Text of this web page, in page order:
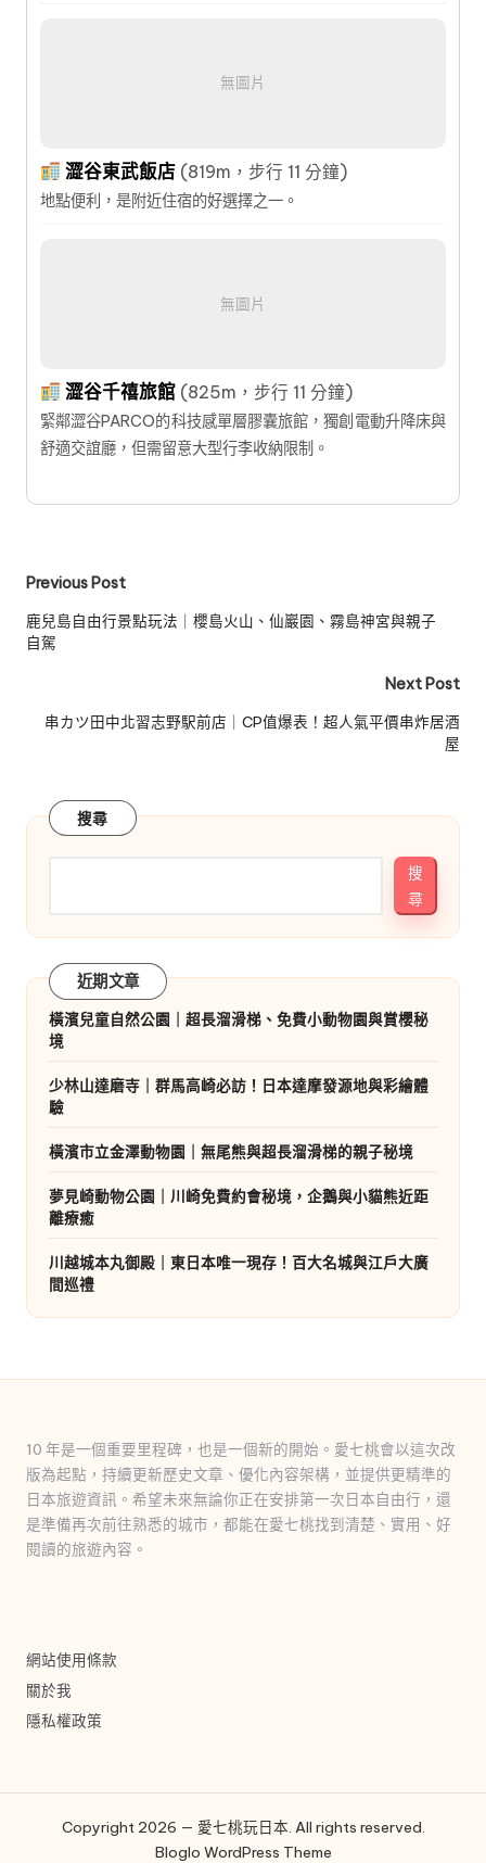
無圖片
澀谷東武飯店 (819m，步行 11 分鐘)
地點便利，是附近住宿的好選擇之一。
無圖片
澀谷千禧旅館 (825m，步行 11 分鐘)
緊鄰澀谷PARCO的科技感單層膠囊旅館，獨創電動升降床與
舒適交誼廳，但需留意大型行李收納限制。
Post
navigation
Previous Post
鹿兒島自由行景點玩法｜櫻島火山、仙巖園、霧島神宮與親子
自駕
Next Post
串カツ田中北習志野駅前店｜CP值爆表！超人氣平價串炸居酒
屋
搜尋
搜
尋
近期文章
橫濱兒童自然公園｜超長溜滑梯、免費小動物園與賞櫻秘
境
少林山達磨寺｜群馬高崎必訪！日本達摩發源地與彩繪體
驗
橫濱市立金澤動物園｜無尾熊與超長溜滑梯的親子秘境
夢見崎動物公園｜川崎免費約會秘境，企鵝與小貓熊近距
離療癒
川越城本丸御殿｜東日本唯一現存！百大名城與江戶大廣
間巡禮
10 年是一個重要里程碑，也是一個新的開始。愛七桃會以這次改
版為起點，持續更新歷史文章、優化內容架構，並提供更精準的
日本旅遊資訊。希望未來無論你正在安排第一次日本自由行，還
是準備再次前往熟悉的城市，都能在愛七桃找到清楚、實用、好
閱讀的旅遊內容。
網站使用條款
關於我
隱私權政策
Copyright 2026 — 愛七桃玩日本. All rights reserved.
Bloglo WordPress Theme